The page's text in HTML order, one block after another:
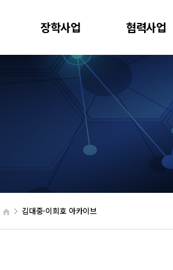
장학사업 협력사업
김대중·이희호 아카이브